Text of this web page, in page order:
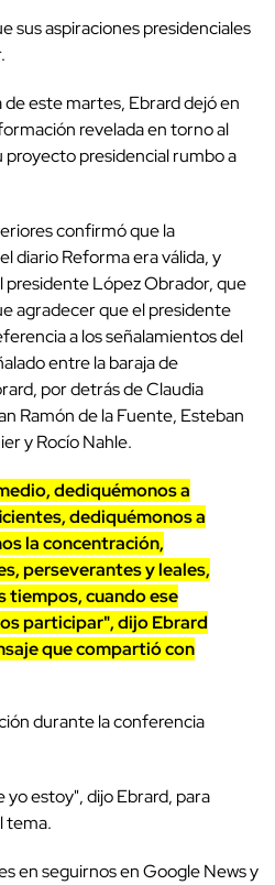
sus aspiraciones presidenciales
este martes, Ebrard dejó en
revelada en torno al
proyecto presidencial rumbo a
confirmó que la
diario Reforma era válida, y
presidente López Obrador, que
agradecer que el presidente
a los señalamientos del
entre la baraja de
por detrás de Claudia
Ramón de la Fuente, Esteban
y Rocío Nahle.
dediquémonos a
dediquémonos a
la concentración,
perseverantes y leales,
tiempos, cuando ese
participar", dijo Ebrard
que compartió con
durante la conferencia
yo estoy", dijo Ebrard, para
tema.
en seguirnos en Google News y